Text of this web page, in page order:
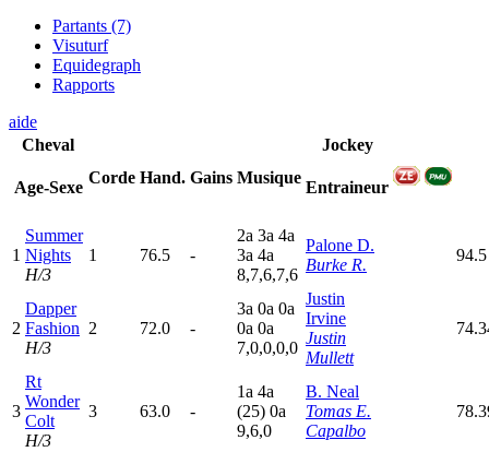
Partants (7)
Visuturf
Equidegraph
Rapports
aide
Cheval
Age-Sexe
Corde Hand. Gains Musique
Jockey
Entraineur
1
Summer
Nights
H/3
1 76.5 -
2a 3a 4a
3a 4a
8,7,6,7,6
Palone D.
Burke R.
94.5
2
Dapper
Fashion
H/3
2 72.0 -
3a 0a 0a
0a 0a
7,0,0,0,0
Justin
Irvine
Justin
Mullett
3
Rt
Wonder
Colt
H/3
3 63.0 -
1a 4a
(25) 0a
9,6,0
B. Neal
Tomas E.
Capalbo